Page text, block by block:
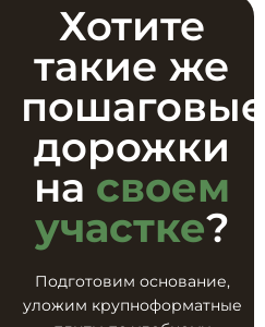
Хотите
такие же
дорожки
насвоем
участке?
Подготовим основание,
уложим крупноформатные